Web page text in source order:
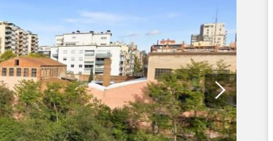
para recopilar información con la finalidad de
navegando, supone la aceptación de la
tiene la posibilidad de configurar su navegador
que sean instaladas en su disco duro, aunque
acción podrá ocasionar dificultades de navegación